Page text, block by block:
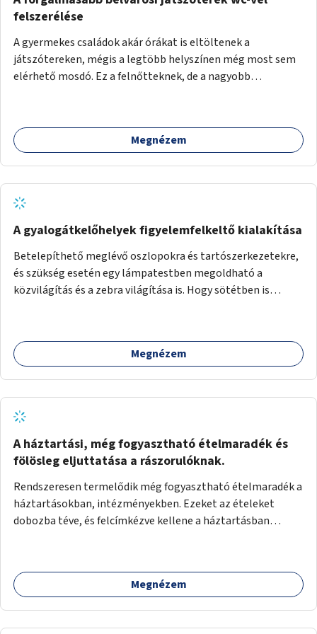
felszerélése
A gyermekes családok akár órákat is eltöltenek a
játszótereken, mégis a legtöbb helyszínen még most sem
elérhető mosdó. Ez a felnőtteknek, de a nagyobb
Megnézem
A gyalogátkelőhelyek figyelemfelkeltő kialakítása
Betelepíthető meglévő oszlopokra és tartószerkezetekre,
és szükség esetén egy lámpatestben megoldható a
közvilágítás és a zebra világítása is. Hogy sötétben is
Megnézem
A háztartási, még fogyasztható ételmaradék és
fölösleg eljuttatása a rászorulóknak.
Rendszeresen termelődik még fogyasztható ételmaradék a
háztartásokban, intézményekben. Ezeket az ételeket
dobozba téve, és felcímkézve kellene a háztartásban
kihelyezés pontos ideje. (A szekrények belső elrendezését,
rekeszeit, beosztását nem tudom, hogy itt kell-e leírni.)
Megnézem